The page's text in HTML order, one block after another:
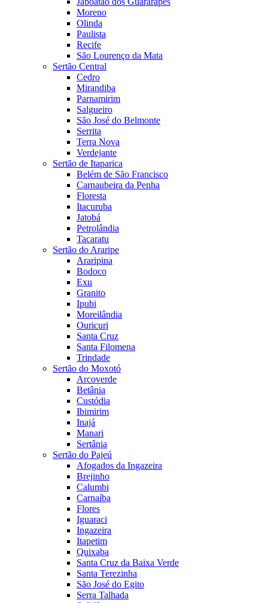
Moreno
Olinda
Paulista
Recife
São Lourenço da Mata
Sertão Central
Cedro
Mirandiba
Parnamirim
Salgueiro
São José do Belmonte
Serrita
Terra Nova
Verdejante
Sertão de Itaparica
Belém de São Francisco
Carnaubeira da Penha
Floresta
Itacuruba
Jatobá
Petrolândia
Tacaratu
Sertão do Araripe
Araripina
Bodoco
Exu
Granito
Ipubi
Moreilândia
Ouricuri
Santa Cruz
Santa Filomena
Trindade
Sertão do Moxotó
Arcoverde
Betânia
Custódia
Ibimirim
Inajá
Manari
Sertânia
Sertão do Pajeú
Afogados da Ingazeira
Brejinho
Calumbi
Carnaíba
Flores
Iguaraci
Ingazeira
Itapetim
Quixaba
Santa Cruz da Baixa Verde
Santa Terezinha
São José do Egito
Serra Talhada